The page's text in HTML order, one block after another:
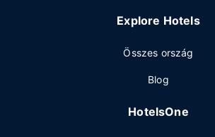
Explore Hotels
Összes ország
Blog
HotelsOne